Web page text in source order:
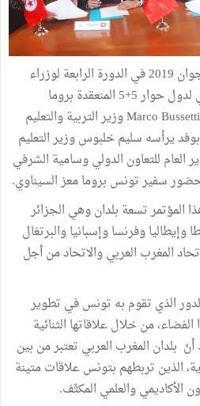
شاركت تونس يوم الإثنين 10 جوان 2019 في الدورة الرابعة لوزراء
البحث والتجديد والتعليم العالي لدول حوار 5+5 المنعقدة بروما
استجابة لدعوة ماركو بوساتي Marco Bussetti وزير التربية والتعلیم
يرأسه سليم خلبوس وزير التعليم
العام للتعاون الدولي وسامية الشرفي
سفير تونس بروما معز السيناوي.
تسعة بلدان وهي الجزائر
وإيطاليا وفرنسا وإسبانيا والبرتغال
المغرب العربي والاتحاد من أجل
الذي تقوم به تونس في تطوير
من خلال علاقاتھا الثنائية
بلدان المغرب العربي تعتبر من بین
الذین تربطھم بتونس علاقات متینة
الأكادیمي والعلمي المكثّف.